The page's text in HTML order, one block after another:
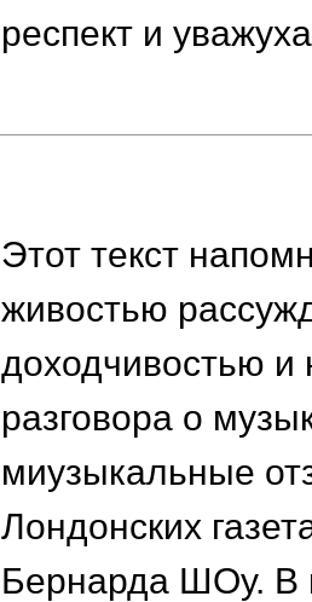
респект и
Этот текст
живостью
доходчивостью
разговора о
миузыкальные
Лондонских
Бернарда ШОу. В